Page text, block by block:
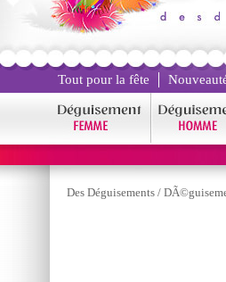
Tout pour la fête
Des Déguisements /